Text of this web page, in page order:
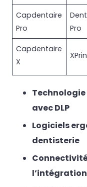
Capdentaire
Pro
Pro
Capdentaire
X
avec DLP
Logiciels
dentisterie
l’intégration